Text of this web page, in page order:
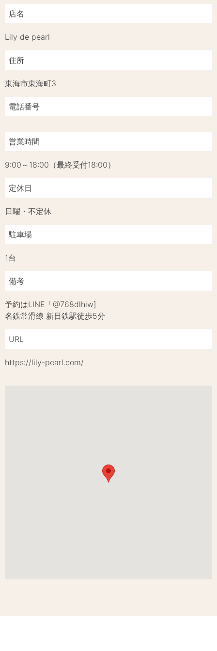
店名
Lily de pearl
住所
東海市東海町3
電話番号
営業時間
9:00～18:00（最終受付18:00）
定休日
日曜・不定休
駐車場
1台
備考
予約はLINE「@768dlhiw]
名鉄常滑線 新日鉄駅徒歩5分
URL
https://lily-pearl.com/